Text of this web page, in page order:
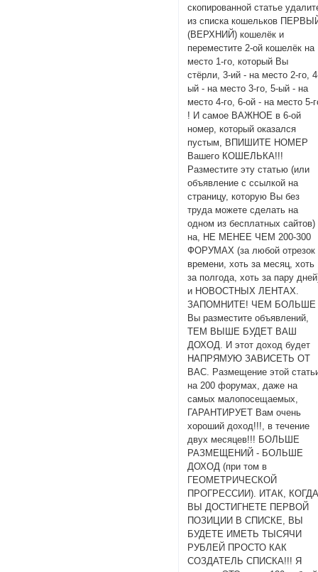
скопированной статье
из списка кошельков
(ВЕРХНИЙ) кошелёк и
переместите 2-ой кошелёк на
место 1-го, который Вы
стёрли, 3-ий - на место 2-го,
ый - на место 3-го, 5-ый - на
место 4-го, 6-ой - на место 5-
! И самое ВАЖНОЕ в 6-ой
номер, который оказался
пустым, ВПИШИТЕ НОМЕР
Вашего КОШЕЛЬКА!!!
Разместите эту статью (или
объявление с ссылкой на
страницу, которую Вы без
труда можете сделать на
одном из бесплатных сайтов)
на, НЕ МЕНЕЕ ЧЕМ 200-300
ФОРУМАХ (за любой отрезок
времени, хоть за месяц, хоть
за полгода, хоть за пару
и НОВОСТНЫХ ЛЕНТАХ.
ЗАПОМНИТЕ! ЧЕМ БОЛЬШЕ
Вы разместите объявлений,
ТЕМ ВЫШЕ БУДЕТ ВАШ
ДОХОД. И этот доход будет
НАПРЯМУЮ ЗАВИСЕТЬ ОТ
ВАС. Размещение этой
на 200 форумах, даже на
самых малопосещаемых,
ГАРАНТИРУЕТ Вам очень
хороший доход!!!, в течение
двух месяцев!!! БОЛЬШЕ
РАЗМЕЩЕНИЙ - БОЛЬШЕ
ДОХОД (при том в
ГЕОМЕТРИЧЕСКОЙ
ПРОГРЕССИИ). ИТАК,
ВЫ ДОСТИГНЕТЕ ПЕРВОЙ
ПОЗИЦИИ В СПИСКЕ, ВЫ
БУДЕТЕ ИМЕТЬ ТЫСЯЧИ
РУБЛЕЙ ПРОСТО КАК
СОЗДАТЕЛЬ СПИСКА!!! Я